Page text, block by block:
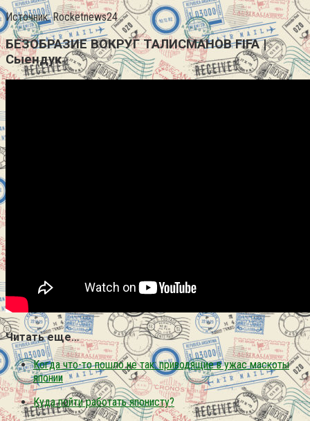
Источник: Rocketnews24
БЕЗОБРАЗИЕ ВОКРУГ ТАЛИСМАНОВ FIFA |
Сыендук
Читать еще…
Когда что-то пошло не так: приводящие в ужас маскоты
японии
Куда пойти работать японисту?